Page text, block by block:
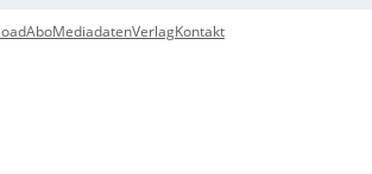
AboMediadatenVerlagKontakt